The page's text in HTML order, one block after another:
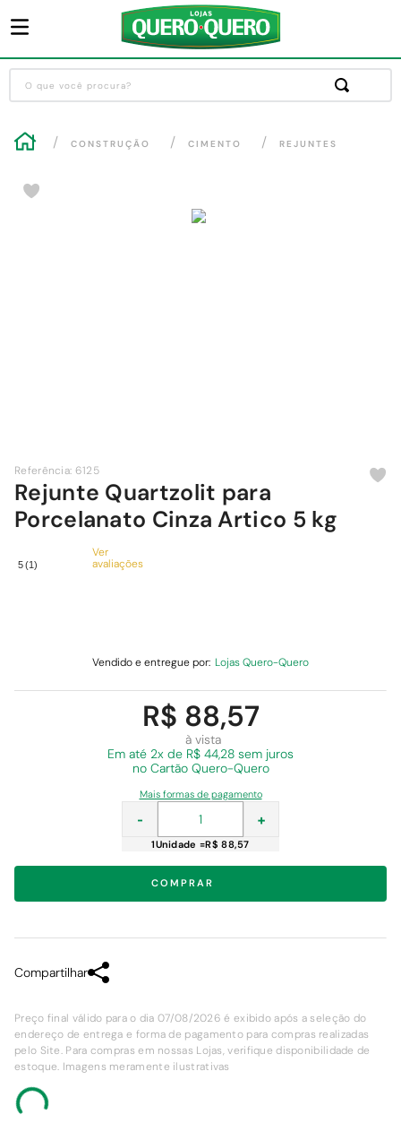
O que você procura?
CONSTRUÇÃO CIMENTO REJUNTES
Referência: 6125
Rejunte Quartzolit para
Porcelanato Cinza Artico 5 kg
5(1)
Ver
avaliações
Vendido e entregue por: Lojas Quero-Quero
R$ 88,57
à vista
Em até 2x de R$ 44,28 sem juros
no Cartão Quero-Quero
Mais formas de pagamento
+
-
1Unidade =R$ 88,57
COMPRAR
Compartilhar
Preço final válido para o dia 07/08/2026 é exibido após a seleção do
endereço de entrega e forma de pagamento para compras realizadas
pelo Site. Para compras em nossas Lojas, verifique disponibilidade de
estoque. Imagens meramente ilustrativas
1º
guarda roupa
º cozinha completa